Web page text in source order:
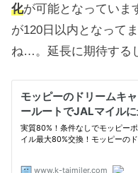
化が可能となっていま
が120日以内となって
ね…。延長に期待する